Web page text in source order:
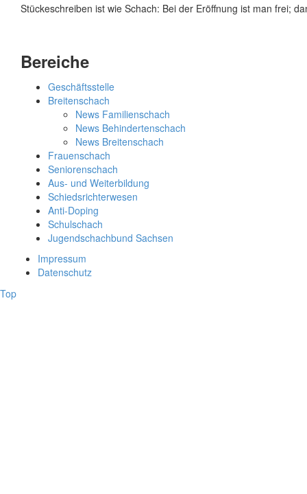
Stückeschreiben ist wie Schach: Bei der Eröffnung ist man frei;
Bereiche
Geschäftsstelle
Breitenschach
News Familienschach
News Behindertenschach
News Breitenschach
Frauenschach
Seniorenschach
Aus- und Weiterbildung
Schiedsrichterwesen
Anti-Doping
Schulschach
Jugendschachbund Sachsen
Impressum
Datenschutz
Top